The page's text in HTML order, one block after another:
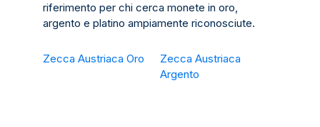
riferimento per chi cerca monete in oro,
argento e platino ampiamente riconosciute.
Zecca Austriaca Oro
Zecca Austriaca
Argento